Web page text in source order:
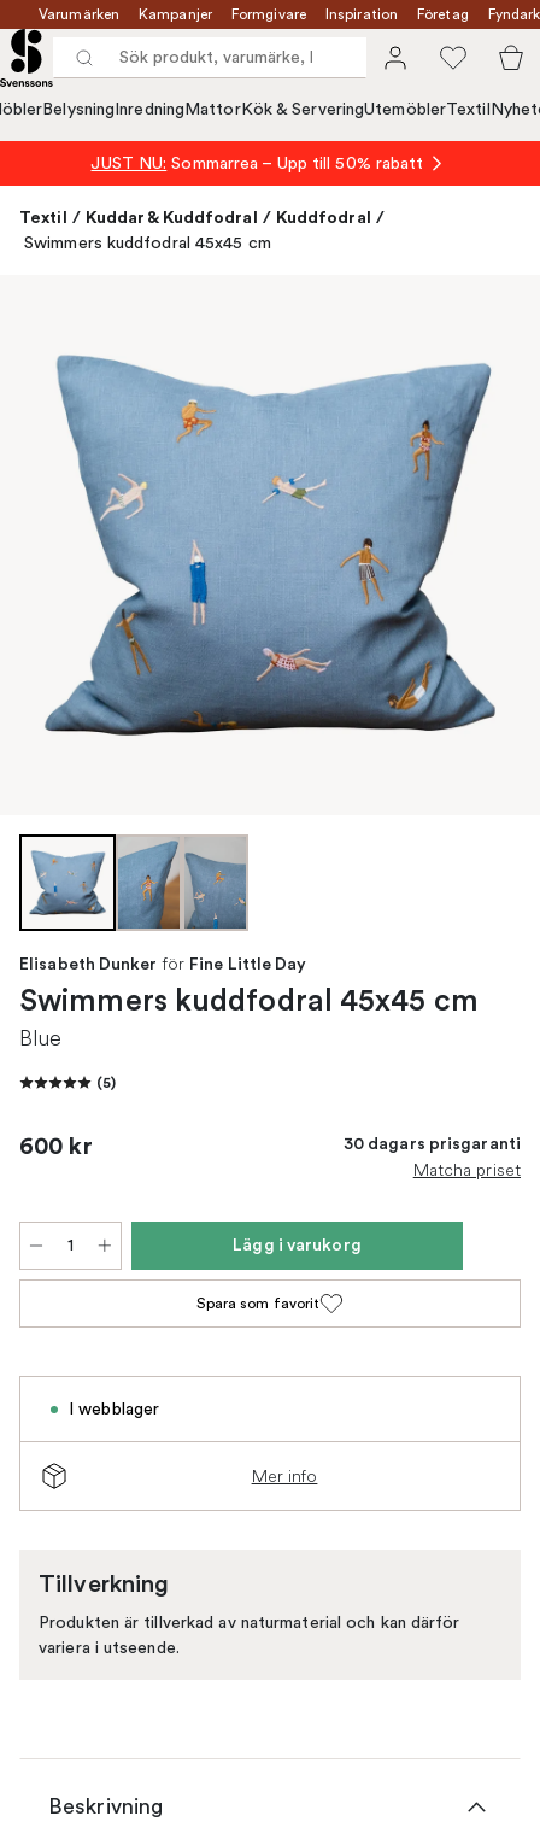
Varumärken Kampanjer Formgivare Inspiration Företag
Belysning Inredning MattorKök & ServeringUtemöblerTextil
JUST NU: Sommarrea – Upp till 50% rabatt
Textil / Kuddar & Kuddfodral / Kuddfodral /
Swimmers kuddfodral 45x45 cm
Elisabeth Dunker för Fine Little Day
Swimmers kuddfodral 45x45 cm
Blue
(5)
600 kr 30 dagars prisgaranti
Matcha priset
Lägg i varukorg
Spara som favorit
I webblager
Mer info
Tillverkning
Produkten är tillverkad av naturmaterial och kan därför
variera i utseende.
Beskrivning